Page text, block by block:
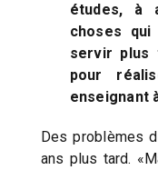
études, à
choses
servir plus
pour
enseignant
Des problèmes
ans plus tard.